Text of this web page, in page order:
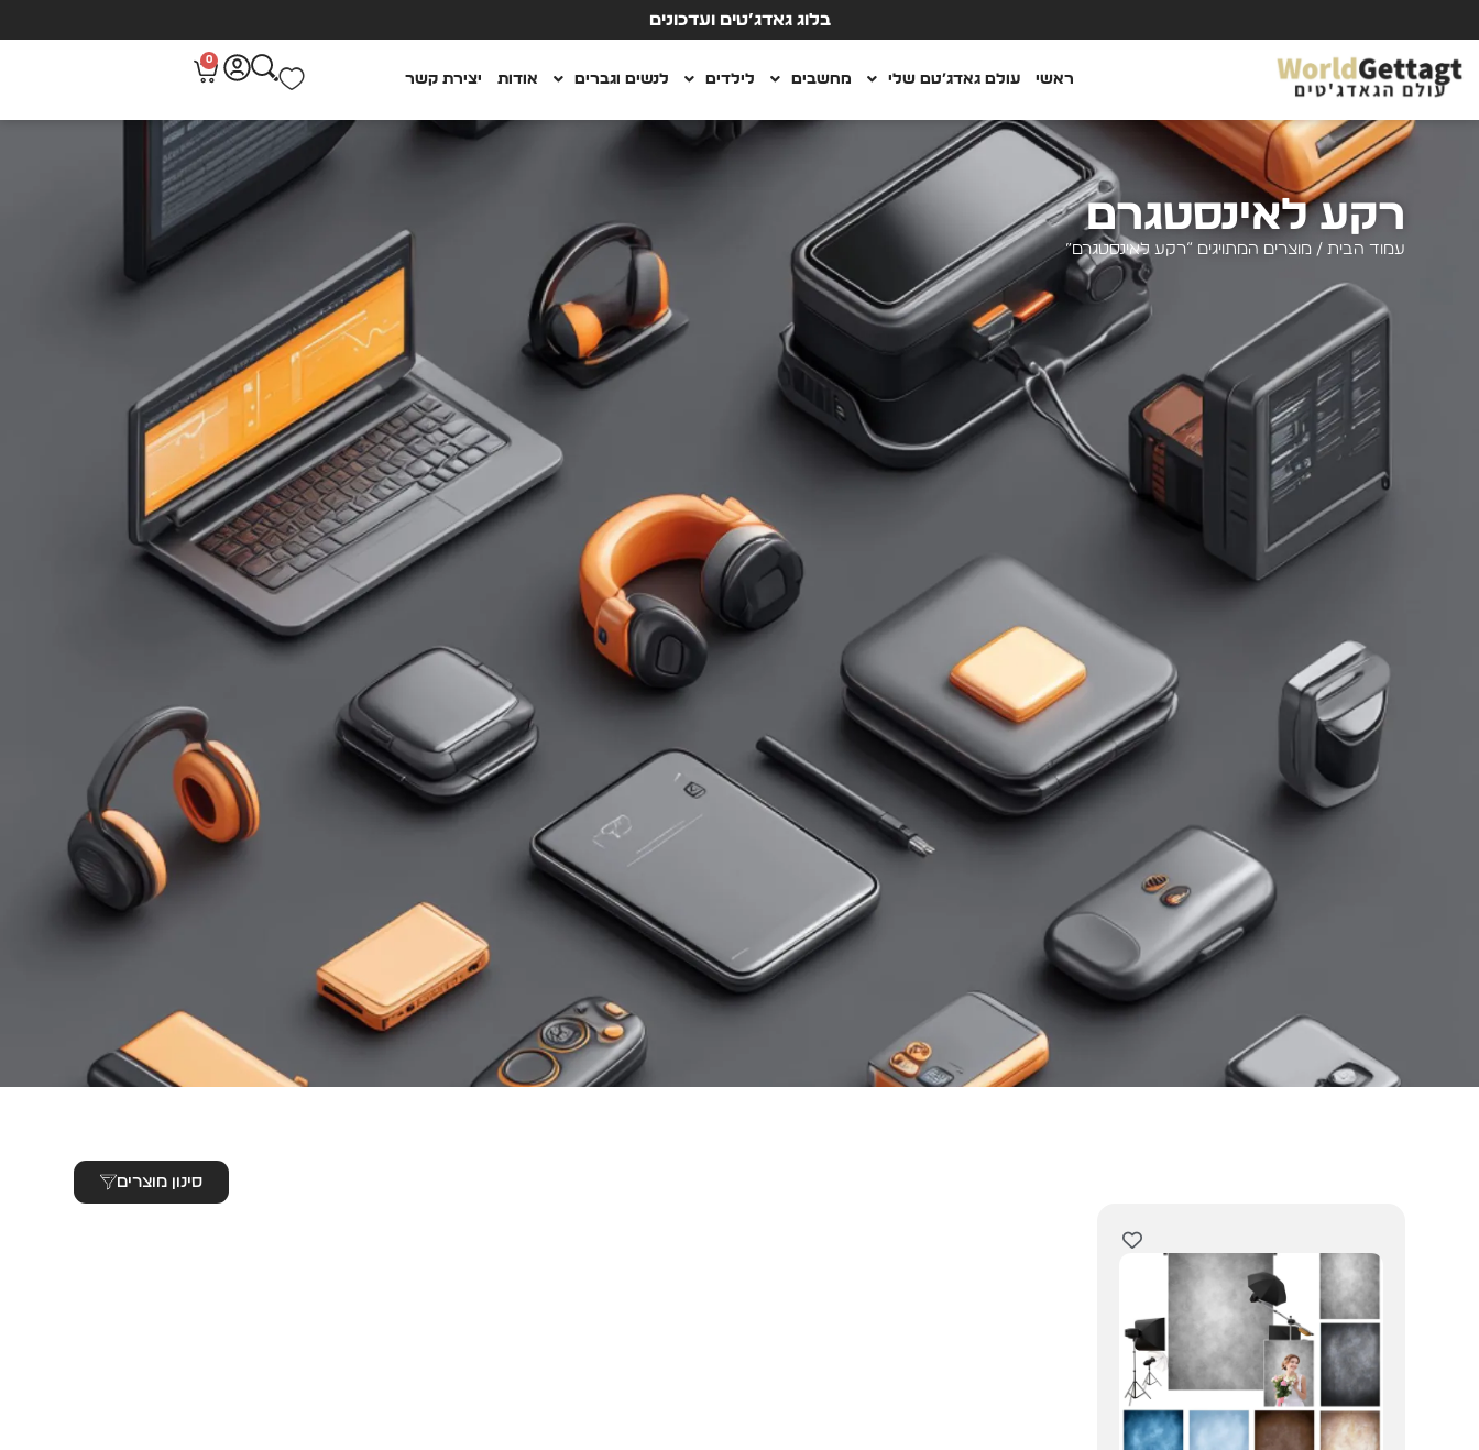
בלוג גאדג’טים ועדכונים
ראשי עולם גאדג’טם שלי מחשבים לילדים לנשים וגברים אודות יצירת קשר
0
רקע לאינסטגרם
עמוד הבית / מוצרים המתויגים “רקע לאינסטגרם”
סינון מוצרים